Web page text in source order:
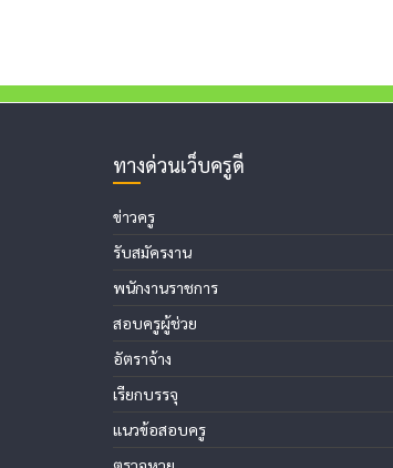
ทางด่วนเว็บครูดี
ข่าวครู
รับสมัครงาน
พนักงานราชการ
สอบครูผู้ช่วย
อัตราจ้าง
เรียกบรรจุ
แนวข้อสอบครู